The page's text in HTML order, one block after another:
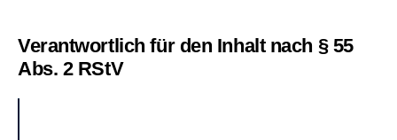
Verantwortlich für den Inhalt nach § 55
Abs. 2 RStV